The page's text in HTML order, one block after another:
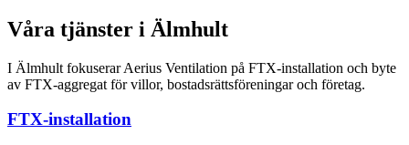
Våra tjänster i Älmhult
I Älmhult fokuserar Aerius Ventilation på FTX-installation och byte
av FTX-aggregat för villor, bostadsrättsföreningar och företag.
FTX-installation